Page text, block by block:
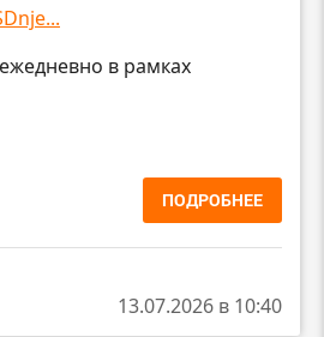
в рамках
ПОДРОБНЕЕ
13.07.2026 в 10:40